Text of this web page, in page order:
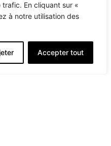
En cliquant sur «
à notre utilisation des
Accepter tout